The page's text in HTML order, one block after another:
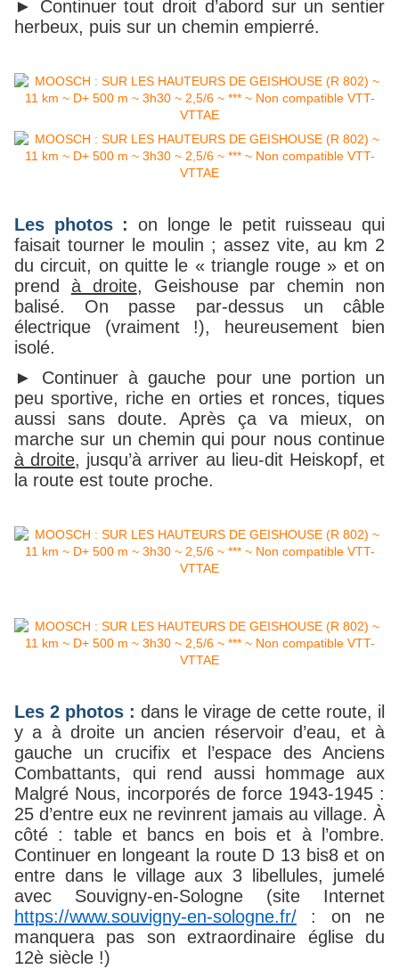
► Continuer tout droit d’abord sur un sentier
herbeux, puis sur un chemin empierré.
Les photos : on longe le petit ruisseau qui
faisait tourner le moulin ; assez vite, au km 2
du circuit, on quitte le « triangle rouge » et on
prend à droite, Geishouse par chemin non
balisé. On passe par-dessus un câble
électrique (vraiment !), heureusement bien
isolé.
► Continuer à gauche pour une portion un
peu sportive, riche en orties et ronces, tiques
aussi sans doute. Après ça va mieux, on
marche sur un chemin qui pour nous continue
à droite, jusqu’à arriver au lieu-dit Heiskopf, et
la route est toute proche.
Les 2 photos : dans le virage de cette route, il
y a à droite un ancien réservoir d’eau, et à
gauche un crucifix et l’espace des Anciens
Combattants, qui rend aussi hommage aux
Malgré Nous, incorporés de force 1943-1945 :
25 d’entre eux ne revinrent jamais au village. À
côté : table et bancs en bois et à l’ombre.
Continuer en longeant la route D 13 bis8 et on
entre dans le village aux 3 libellules, jumelé
avec Souvigny-en-Sologne (site Internet
https://www.souvigny-en-sologne.fr/ : on ne
manquera pas son extraordinaire église du
12è siècle !)